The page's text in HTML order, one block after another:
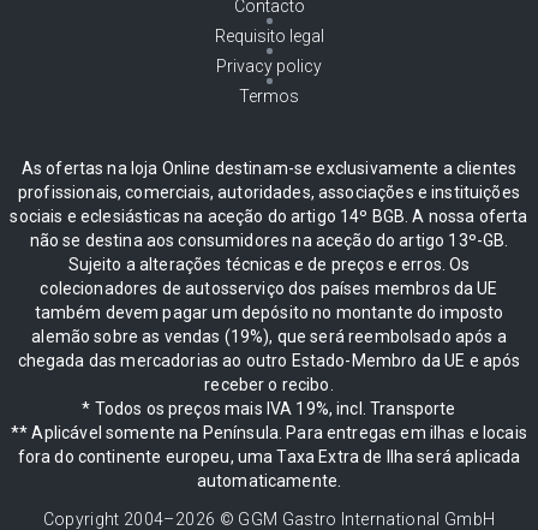
Contacto
Requisito legal
Privacy policy
Termos
As ofertas na loja Online destinam-se exclusivamente a clientes
profissionais, comerciais, autoridades, associações e instituições
sociais e eclesiásticas na aceção do artigo 14º BGB. A nossa oferta
não se destina aos consumidores na aceção do artigo 13º-GB.
Sujeito a alterações técnicas e de preços e erros. Os
colecionadores de autosserviço dos países membros da UE
também devem pagar um depósito no montante do imposto
alemão sobre as vendas (19%), que será reembolsado após a
chegada das mercadorias ao outro Estado-Membro da UE e após
receber o recibo.
* Todos os preços mais IVA 19%, incl. Transporte
** Aplicável somente na Península. Para entregas em ilhas e locais
fora do continente europeu, uma Taxa Extra de Ilha será aplicada
automaticamente.
Copyright 2004–2026 © GGM Gastro International GmbH